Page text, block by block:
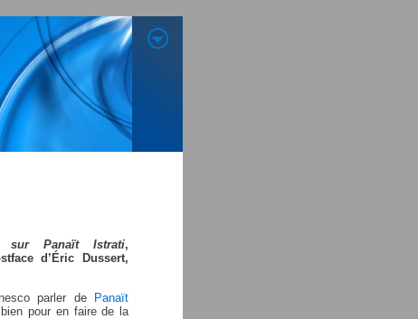
sur Panaït Istrati,
d’Éric Dussert,
parler de
Panaït
pour en faire de la